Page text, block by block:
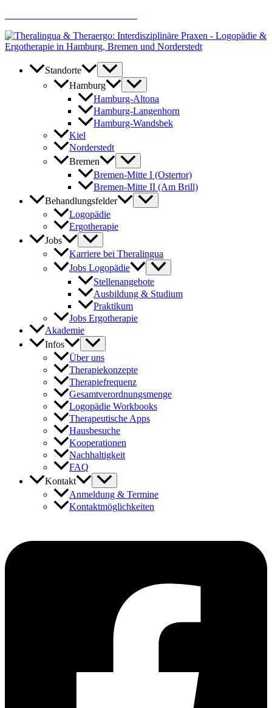
springen
Standorte
Hamburg
Hamburg-Altona
Hamburg-Langenhorn
Hamburg-Wandsbek
Kiel
Norderstedt
Bremen
Bremen-Mitte I (Ostertor)
Bremen-Mitte II (Am Brill)
Behandlungsfelder
Logopädie
Ergotherapie
Jobs
Karriere bei Theralingua
Jobs Logopädie
Stellenangebote
Ausbildung & Studium
Praktikum
Jobs Ergotherapie
Akademie
Infos
Über uns
Therapiekonzepte
Therapiefrequenz
Gesamtverordnungsmenge
Logopädie Workbooks
Therapeutische Apps
Hausbesuche
Kooperationen
Nachhaltigkeit
FAQ
Kontakt
Anmeldung & Termine
Kontaktmöglichkeiten